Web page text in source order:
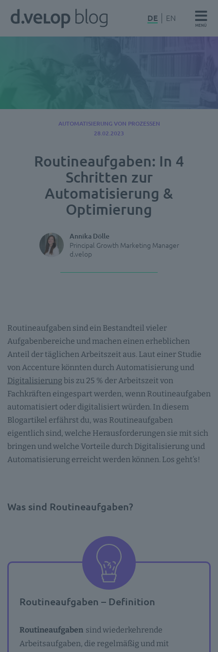
Zum
Inhalt
d.velop
DE EN
MENÜ
Routineaufgaben: In 4
Schritten zur
Automatisierung &
Optimierung
AUTOMATISIERUNG VON PROZESSEN
28.02.2023
Annika Dölle
Principal Growth Marketing Manager
d.velop
Routineaufgaben sind ein Bestandteil vieler
Aufgabenbereiche und machen einen erheblichen
Anteil der täglichen Arbeitszeit aus. Laut einer Studie
von Accenture könnten durch Automatisierung und
Digitalisierung bis zu 25 % der Arbeitszeit von
Fachkräften eingespart werden, wenn Routineaufgaben
automatisiert oder digitalisiert würden. In diesem
Blogartikel erfährst du, was Routineaufgaben
eigentlich sind, welche Herausforderungen sie mit sich
bringen und welche Vorteile durch Digitalisierung und
Automatisierung erreicht werden können. Los geht’s!
Was sind Routineaufgaben?
Routineaufgaben – Definition
Routineaufgaben sind wiederkehrende
Arbeitsaufgaben, die regelmäßig und mit